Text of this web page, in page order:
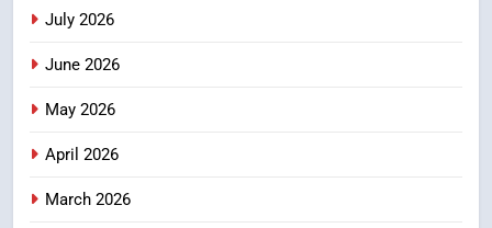
2
July 2026
June 2026
May 2026
April 2026
March 2026